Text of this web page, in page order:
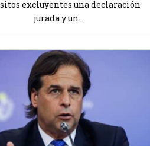
excluyentes una declaración
jurada y un...